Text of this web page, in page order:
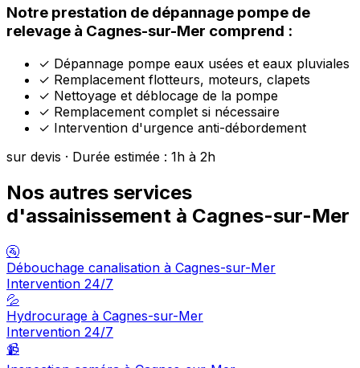
Notre prestation de dépannage pompe de
relevage à Cagnes-sur-Mer comprend :
✓ Dépannage pompe eaux usées et eaux pluviales
✓ Remplacement flotteurs, moteurs, clapets
✓ Nettoyage et déblocage de la pompe
✓ Remplacement complet si nécessaire
✓ Intervention d'urgence anti-débordement
sur devis · Durée estimée : 1h à 2h
Nos autres services
d'assainissement à Cagnes-sur-Mer
🚰
Débouchage canalisation à Cagnes-sur-Mer
Intervention 24/7
💦
Hydrocurage à Cagnes-sur-Mer
Intervention 24/7
📹